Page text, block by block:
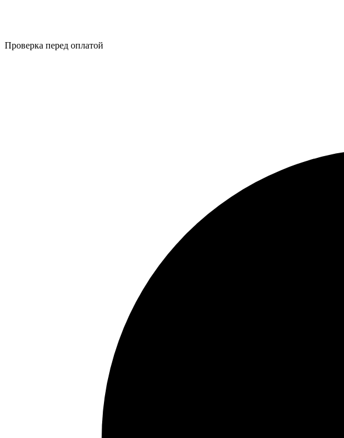
Проверка перед оплатой